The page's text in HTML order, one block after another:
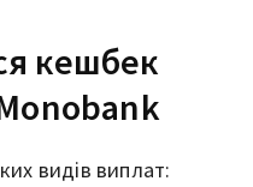
кешбек
видів виплат: